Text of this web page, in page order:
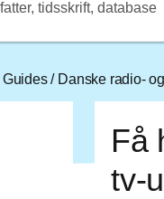
Guides/ Danske radio-
Få
tv-